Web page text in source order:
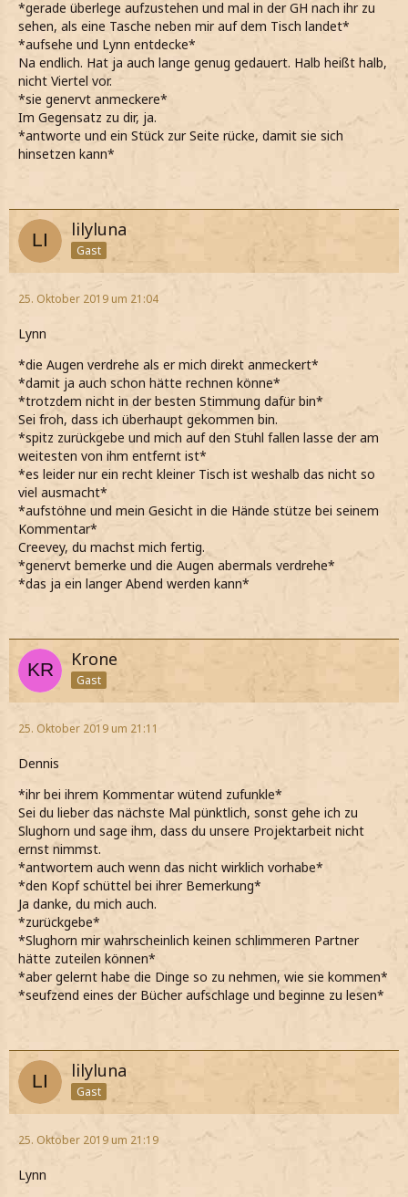
*gerade überlege aufzustehen und mal in der GH nach ihr zu
sehen, als eine Tasche neben mir auf dem Tisch landet*
*aufsehe und Lynn entdecke*
Na endlich. Hat ja auch lange genug gedauert. Halb heißt halb,
nicht Viertel vor.
*sie genervt anmeckere*
Im Gegensatz zu dir, ja.
*antworte und ein Stück zur Seite rücke, damit sie sich
hinsetzen kann*
lilyluna
Gast
25. Oktober 2019 um 21:04
Lynn
*die Augen verdrehe als er mich direkt anmeckert*
*damit ja auch schon hätte rechnen könne*
*trotzdem nicht in der besten Stimmung dafür bin*
Sei froh, dass ich überhaupt gekommen bin.
*spitz zurückgebe und mich auf den Stuhl fallen lasse der am
weitesten von ihm entfernt ist*
*es leider nur ein recht kleiner Tisch ist weshalb das nicht so
viel ausmacht*
*aufstöhne und mein Gesicht in die Hände stütze bei seinem
Kommentar*
Creevey, du machst mich fertig.
*genervt bemerke und die Augen abermals verdrehe*
*das ja ein langer Abend werden kann*
Krone
Gast
25. Oktober 2019 um 21:11
Dennis
*ihr bei ihrem Kommentar wütend zufunkle*
Sei du lieber das nächste Mal pünktlich, sonst gehe ich zu
Slughorn und sage ihm, dass du unsere Projektarbeit nicht
ernst nimmst.
*antwortem auch wenn das nicht wirklich vorhabe*
*den Kopf schüttel bei ihrer Bemerkung*
Ja danke, du mich auch.
*zurückgebe*
*Slughorn mir wahrscheinlich keinen schlimmeren Partner
hätte zuteilen können*
*aber gelernt habe die Dinge so zu nehmen, wie sie kommen*
*seufzend eines der Bücher aufschlage und beginne zu lesen*
lilyluna
Gast
25. Oktober 2019 um 21:19
Lynn